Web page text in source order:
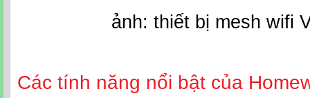
ảnh: thiết bị mesh wifi
Các tính năng nổi bật của